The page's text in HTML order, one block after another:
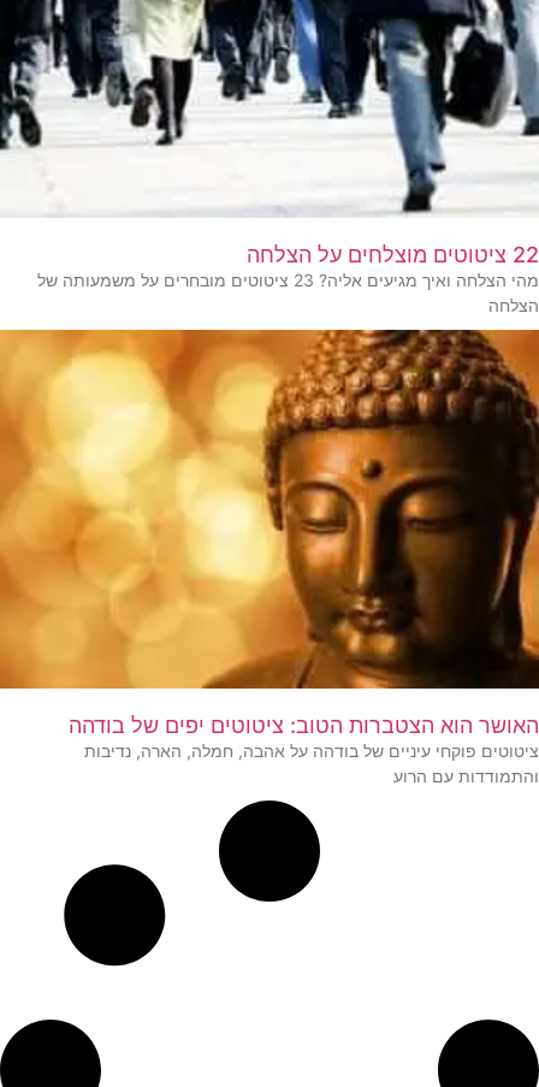
22 ציטוטים מוצלחים על הצלחה
מהי הצלחה ואיך מגיעים אליה? 23 ציטוטים מובחרים על משמעותה של
הצלחה
האושר הוא הצטברות הטוב: ציטוטים יפים של בודהה
ציטוטים פוקחי עיניים של בודהה על אהבה, חמלה, הארה, נדיבות
והתמודדות עם הרוע